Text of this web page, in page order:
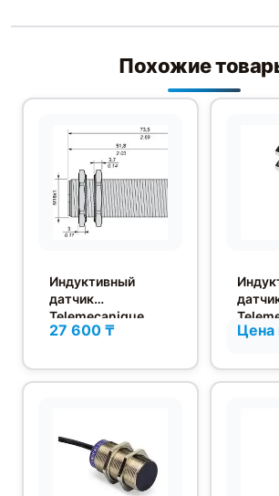
Похожие
Индуктивный
датчик
Telemecanique
XS618B1PAM12
27 600 ₸ Цена